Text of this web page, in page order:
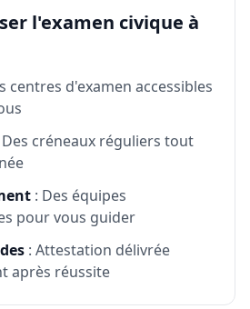
l'examen civique à
centres d'examen accessibles
Des créneaux réguliers tout
: Des équipes
pour vous guider
: Attestation délivrée
après réussite